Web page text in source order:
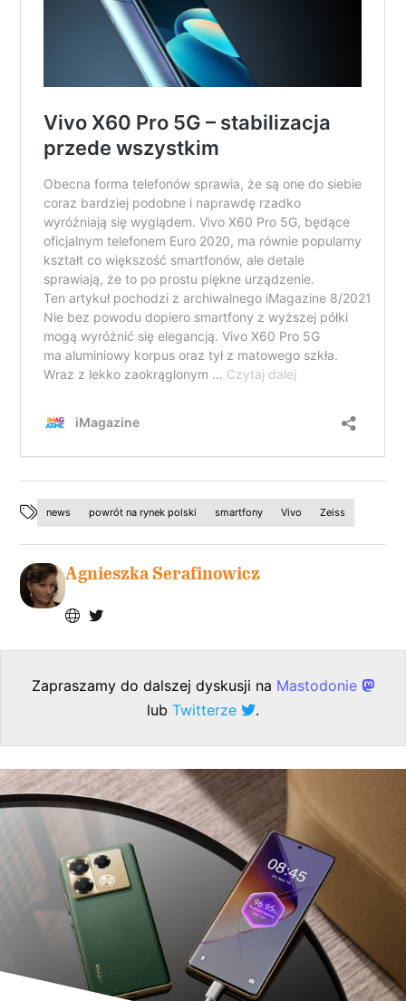
news powrót na rynek polski smartfony Vivo Zeiss
Agnieszka Serafinowicz
Zapraszamy do dalszej dyskusji na Mastodonie
lub Twitterze .